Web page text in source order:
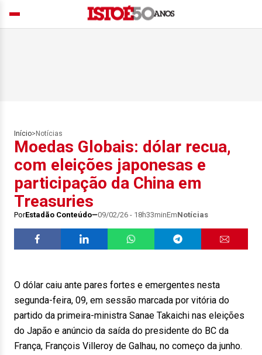
Início> Notícias
Moedas Globais: dólar recua,
com eleições japonesas e
participação da China em
Treasuries
PorEstadão Conteúdo 09/02/26 - 18h33minEmNotícias
O dólar caiu ante pares fortes e emergentes nesta
segunda-feira, 09, em sessão marcada por vitória do
partido da primeira-ministra Sanae Takaichi nas eleições
do Japão e anúncio da saída do presidente do BC da
França, François Villeroy de Galhau, no começo da junho.